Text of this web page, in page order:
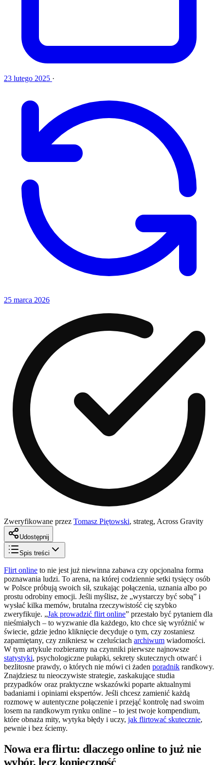
23 lutego 2025 ·
25 marca 2026
Zweryfikowane przez Tomasz Piętowski, strateg, Across Gravity
Udostępnij
Spis treści
Flirt online to nie jest już niewinna zabawa czy opcjonalna forma
poznawania ludzi. To arena, na której codziennie setki tysięcy osób
w Polsce próbują swoich sił, szukając połączenia, uznania albo po
prostu odrobiny emocji. Jeśli myślisz, że „wystarczy być sobą” i
wysłać kilka memów, brutalna rzeczywistość cię szybko
zweryfikuje. „Jak prowadzić flirt online” przestało być pytaniem dla
nieśmiałych – to wyzwanie dla każdego, kto chce się wyróżnić w
świecie, gdzie jedno kliknięcie decyduje o tym, czy zostaniesz
zapamiętany, czy znikniesz w czeluściach archiwum wiadomości.
W tym artykule rozbieramy na czynniki pierwsze najnowsze
statystyki, psychologiczne pułapki, sekrety skutecznych otwarć i
bezlitosne prawdy, o których nie mówi ci żaden poradnik randkowy.
Znajdziesz tu nieoczywiste strategie, zaskakujące studia
przypadków oraz praktyczne wskazówki poparte aktualnymi
badaniami i opiniami ekspertów. Jeśli chcesz zamienić każdą
rozmowę w autentyczne połączenie i przejąć kontrolę nad swoim
losem na randkowym rynku online – to jest twoje kompendium,
które obnaża mity, wytyka błędy i uczy, jak flirtować skutecznie,
pewnie i bez ściemy.
Nowa era flirtu: dlaczego online to już nie
wybór, lecz konieczność